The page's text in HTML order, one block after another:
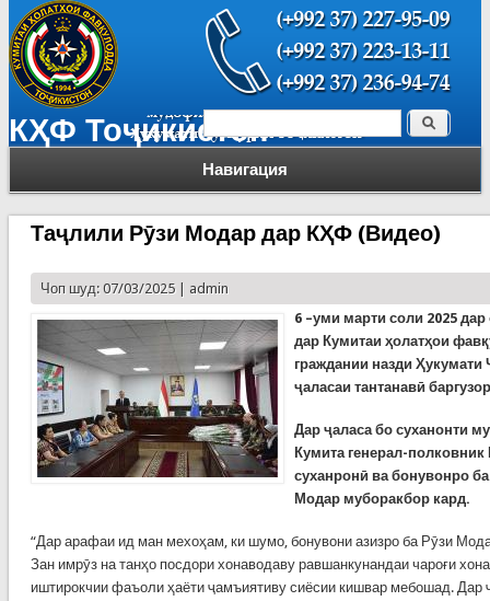
КҲФ Тоҷикистон
Навигация
Форма поиска Поиск
Таҷлили Рӯзи Модар дар КҲФ (Видео)
Чоп шуд: 07/03/2025 | admin
6 –уми марти соли 2025 дар
дар Кумитаи ҳолатҳои
граждании назди
ҷаласаи тантанавӣ
Дар ҷаласа бо суханонти
Кумита генерал-полковник
суханронӣ ва бонувонро
Модар муборакбор кард.
“Дар арафаи ид ман мехоҳам, ки шумо, бонувони азизро ба Рӯзи
Зан имрӯз на танҳо посдори хонаводаву равшанкунандаи чароғи
иштирокчии фаъоли ҳаёти ҷамъиятиву сиёсии кишвар мебошад.